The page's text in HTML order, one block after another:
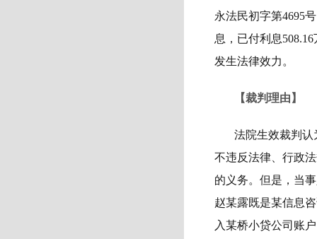
永法民初字第4695
息，已付利息
发生法律效力。
【裁判理由】
法院生效裁判
不违反法律、行政
的义务。但是，当
赵某露既是某信息
入某桥小贷公司账